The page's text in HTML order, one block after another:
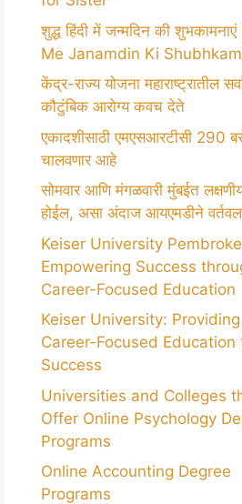
शुद्ध हिंदी में जन्मदिन की
Me Janamdin Ki
केंद्र-राज्य योजना महाराष्ट्रातील
कौटुंबिक आरोग्य कवच देते
एकादशीसाठी एमएसआरटीसी 290
चालवणार आहे
सोमवार आणि मंगळवारी मुंबईत
होईल, असा अंदाज आयएमडीने
Keiser University
Empowering Success
Career-Focused Education
Keiser University: Providing
Career-Focused Education
Success
Universities and Colleges
Offer Online Psychology
Programs
Online Accounting Degree
Programs